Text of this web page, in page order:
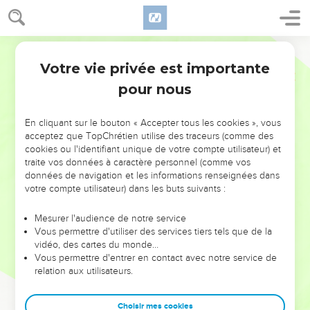
NE MANQUEZ PAS L’ÉVÉNEMENT
DE L’ANNÉE !
ET SI LEURS ERREURS POUVAIENT VOUS ÉVITER LES
VOTRES ?
leur foi ou leur vision. Mais on voit moins les doutes, les erreurs
et les saisons difficiles qu'ils ont traversés, alors même que ce
sont elles qui les ont façonnés.
Dans cette conférence, leaders, entrepreneurs, et responsables
clés pour avancer avec plus de sagesse afin que leurs erreurs
Votre vie privée est importante
pour nous
En cliquant sur le bouton « Accepter tous les cookies », vous
acceptez que TopChrétien utilise des traceurs (comme des
cookies ou l'identifiant unique de votre compte utilisateur) et
traite vos données à caractère personnel (comme vos
données de navigation et les informations renseignées dans
votre compte utilisateur) dans les buts suivants :
Mesurer l'audience de notre service
Vous permettre d'utiliser des services tiers tels que de la
vidéo, des cartes du monde…
Vous permettre d'entrer en contact avec notre service de
relation aux utilisateurs.
Choisir mes cookies